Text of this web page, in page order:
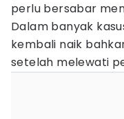
perlu bersabar
Dalam banyak
kembali naik
setelah melewati